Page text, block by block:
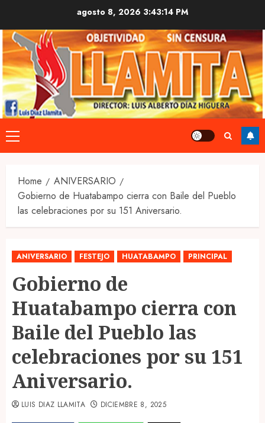
content
agosto 8, 2026 3:43:14 PM
Primary
Menu
Home
ANIVERSARIO
Gobierno de Huatabampo cierra con Baile del Pueblo
las celebraciones por su 151 Aniversario.
ANIVERSARIO FESTEJO HUATABAMPO PRINCIPAL
Gobierno de
Huatabampo cierra con
Baile del Pueblo las
celebraciones por su 151
Aniversario.
LUIS DIAZ LLAMITA DICIEMBRE 8, 2025